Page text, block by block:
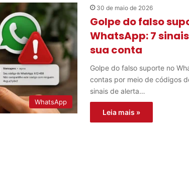
WhatsApp
30 de maio de 2026
Golpe do falso
WhatsApp: 7
sua conta
Golpe do falso suporte no
contas por meio de códigos
sinais de alerta…
Leia mais »